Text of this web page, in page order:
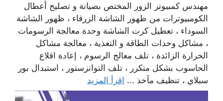
مهندس كمبيوتر الزور المختص بصيانة و تصليح أعطال
الكومبيوترات من ظهور الشاشة الزرقاء ، ظهور الشاشة
السوداء ، تعطيل كرت الشاشة وحدة معالجة الرسومات
، مشاكل وحدات الطاقة و التغذية ، معالجة مشاكل
الحرارة الزائدة ، تلف معالج الرسوم ، إعادة اقلاع
الحاسوب بشكل متكرر ، تلف التوانزستور ، استبدال بور
سبلاي ، تنظيف مآخذ ... اقرأ المزيد